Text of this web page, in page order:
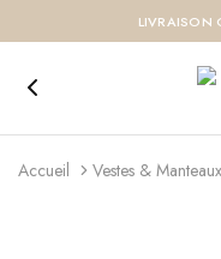
LIVRAISON
Accueil Vestes & Manteaux